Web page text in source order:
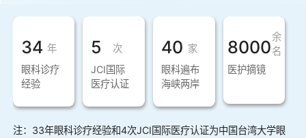
34 年
眼科诊疗
经验
5
次
JCI国际
医疗认证
40 家
眼科遍布
海峡两岸
8000
余
名
医护摘镜
注：33年眼科诊疗经验和4次JCI国际医疗认证为中国台湾大学眼